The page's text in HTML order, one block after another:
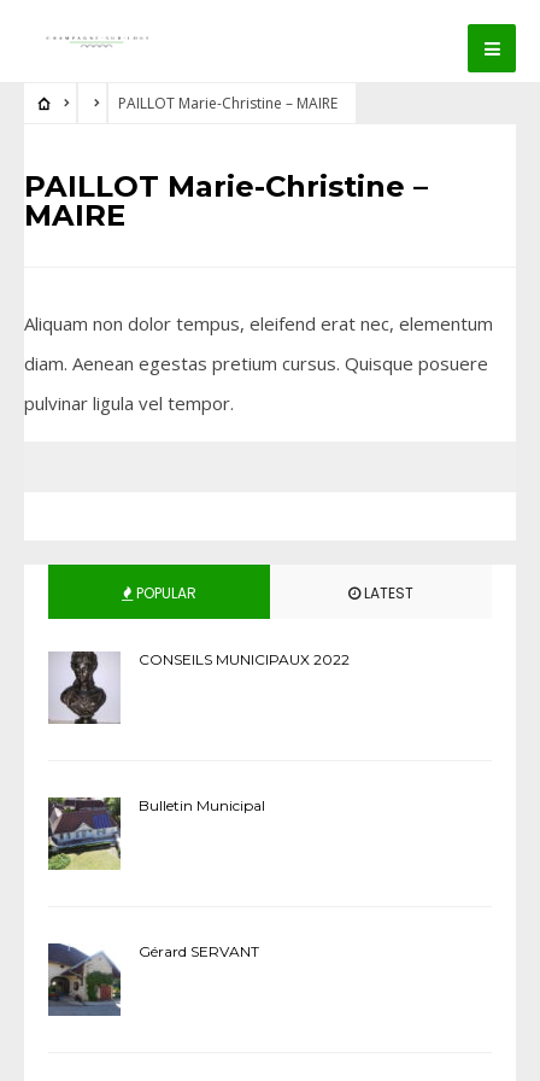
PAILLOT Marie-Christine – MAIRE
PAILLOT Marie-Christine –
MAIRE
Aliquam non dolor tempus, eleifend erat nec, elementum
diam. Aenean egestas pretium cursus. Quisque posuere
pulvinar ligula vel tempor.
POPULAR LATEST
CONSEILS MUNICIPAUX 2022
Bulletin Municipal
Gérard SERVANT